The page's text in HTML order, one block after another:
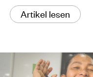
Artikel lesen